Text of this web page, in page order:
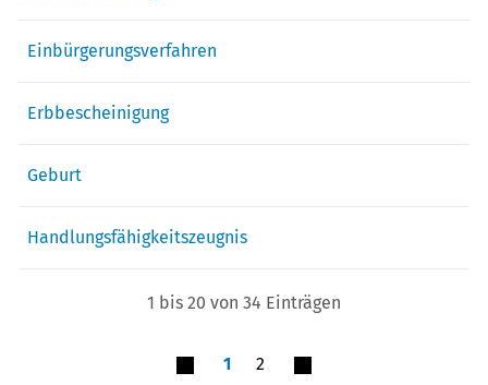
Einbürgerungsverfahren
Erbbescheinigung
Geburt
Handlungsfähigkeitszeugnis
1 bis 20 von 34 Einträgen
1 2